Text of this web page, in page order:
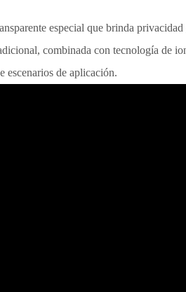
especial que brinda
combinada con tecnología
escenarios de aplicación.